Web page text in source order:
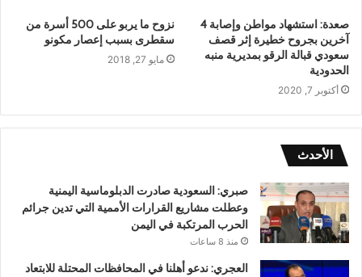
صعدة: استشهاد مواطن وإصابة 4
آخرين بجروح خطيرة إثر قصف
سعودي قبالة الرقو بمديرية منبه
الحدودية
أكتوبر 7, 2020
نزوح ما يربو على 500 أسرة من
سقطرى بسبب إعصار مكونو
مايو 27, 2018
الأحدث
صبري: السعودية صادرت الدبلوماسية اليمنية
وعطلت مشاريع القرارات الأممية التي تدين جرائم
الحرب المرتكبة في اليمن
منذ 8 ساعات
العجري: ندعو أهلنا في المحافظات المحتلة للابتعاد